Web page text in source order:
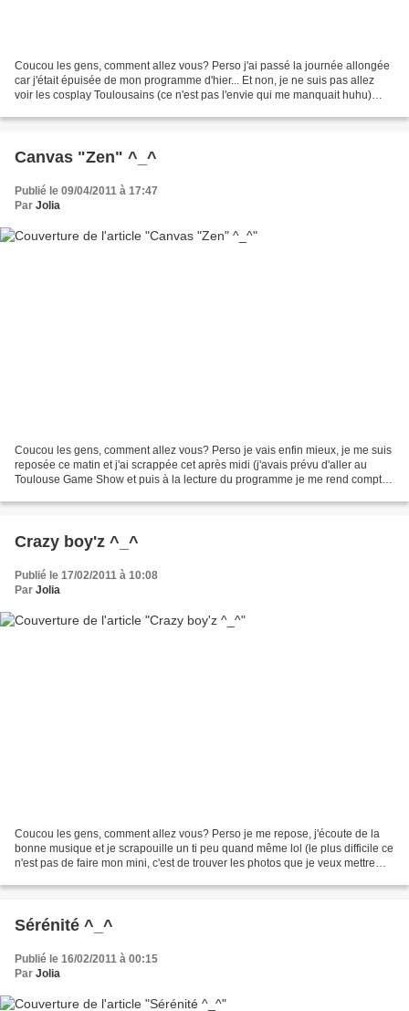
Coucou les gens, comment allez vous? Perso j'ai passé la journée allongée
car j'était épuisée de mon programme d'hier... Et non, je ne suis pas allez
voir les cosplay Toulousains (ce n'est pas l'envie qui me manquait huhu)
Canvas "Zen" ^_^
Publié le 09/04/2011 à 17:47
Par Jolia
Coucou les gens, comment allez vous? Perso je vais enfin mieux, je me suis
reposée ce matin et j'ai scrappée cet après midi (j'avais prévu d'aller au
Toulouse Game Show et puis à la lecture du programme je me rend compte
Crazy boy'z ^_^
Publié le 17/02/2011 à 10:08
Par Jolia
Coucou les gens, comment allez vous? Perso je me repose, j'écoute de la
bonne musique et je scrapouille un ti peu quand même lol (le plus difficile ce
n'est pas de faire mon mini, c'est de trouver les photos que je veux mettre
Sérénité ^_^
Publié le 16/02/2011 à 00:15
Par Jolia